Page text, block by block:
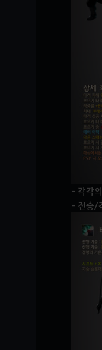
- 각각
- 전승/